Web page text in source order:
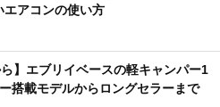
エアコンの使い方
ら】エブリイベースの軽キャンパー1
搭載モデルからロングセラーまで